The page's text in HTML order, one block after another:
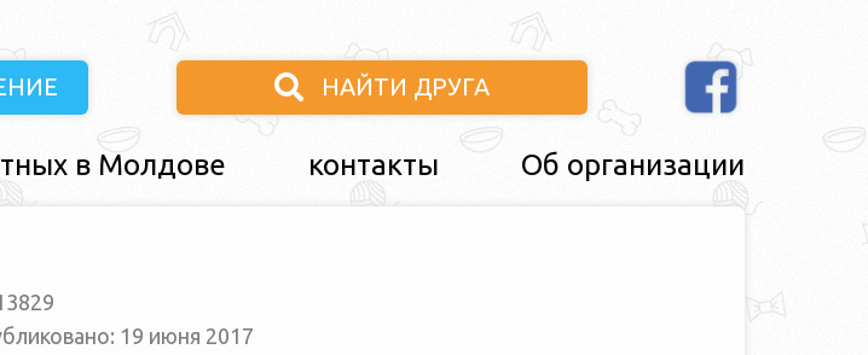
НАЙТИ ДРУГА
в Молдове контакты Об организации
19 июня 2017